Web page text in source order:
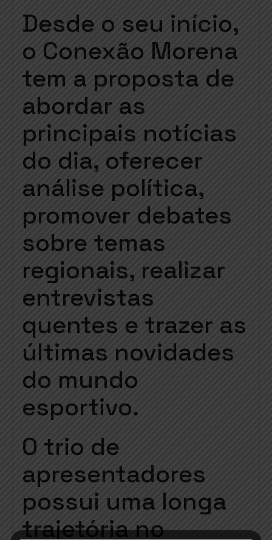
Desde o seu início,
o Conexão Morena
tem a proposta de
abordar as
principais notícias
do dia, oferecer
análise política,
promover debates
sobre temas
regionais, realizar
entrevistas
quentes e trazer as
últimas novidades
do mundo
esportivo.
O trio de
apresentadores
possui uma longa
trajetória no